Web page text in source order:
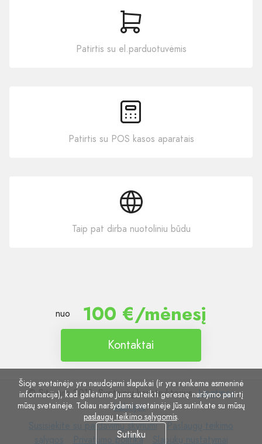
Patirtis su el.parduotuvėmis
Patirtis su POS kasos aparatais
Taip pat dirba nuotoliniu būdu
nuo 100 €/mėnesį
Kontaktai
© Site.pro 2011. Svetainių konstruktorius.Jungtinės
Valstijos.
Susisiekite su pardavimų skyriumi
Paslaugų
Paslaugų teikimo
Privatumo politika
Šioje svetainėje yra naudojami slapukai (ir yra renkama asmeninė
informacija), kad galėtume Jums suteikti geresnę naršymo patirtį
mūsų svetainėje. Toliau naršydami svetainėje Jūs sutinkate su mūsų
paslaugų teikimo sąlygomis.
Sutinku